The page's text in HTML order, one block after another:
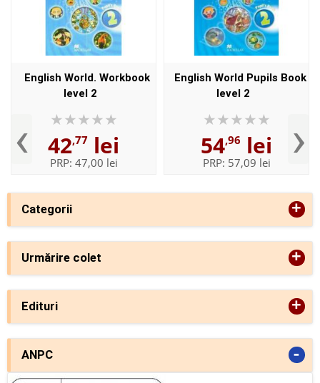
Categorii +
Urmărire colet +
Edituri +
ANPC -
‹
English World. Workbook
level 2
42,77 lei
PRP: 47,00 lei
English World Pupils Book
level 2
54,96 lei
PRP: 57,09 lei ›